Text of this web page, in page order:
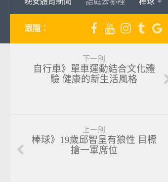
跟隨：
下一則
自行車》單車運動結合文化體
驗 健康的新生活風格
上一則
棒球》19歲邱智呈有狼性 目標
搶一軍席位